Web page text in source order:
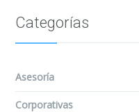
Categorías
Asesoría
Corporativas